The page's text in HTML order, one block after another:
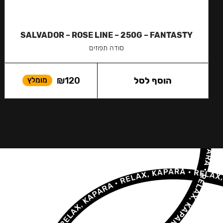
SALVADOR – ROSE LINE – 250G – FANTASTY
סודה תפוזים
₪120 מומלץ הוסף לסל